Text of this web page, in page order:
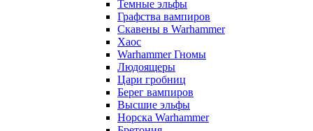
Темные эльфы
Графства вампиров
Cкавены в Warhammer
Хаос
Warhammer Гномы
Людоящеры
Цари гробниц
Берег вампиров
Высшие эльфы
Норска Warhammer